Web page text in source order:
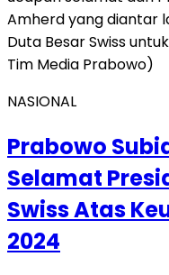
NASIONAL
Prabowo
Selamat
Swiss Atas
2024